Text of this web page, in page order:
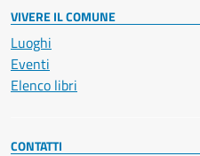
VIVERE IL COMUNE
Luoghi
Eventi
Elenco libri
CONTATTI